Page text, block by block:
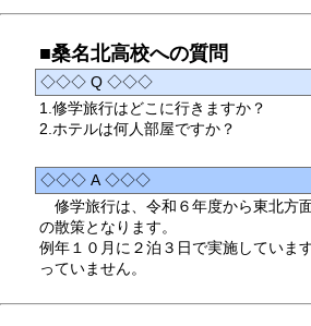
■桑名北高校への質問
◇◇◇ Q ◇◇◇
1.修学旅行はどこに行きますか？
2.ホテルは何人部屋ですか？
◇◇◇ A ◇◇◇
修学旅行は、令和６年度から東北方
の散策となります。
例年１０月に２泊３日で実施していま
っていません。